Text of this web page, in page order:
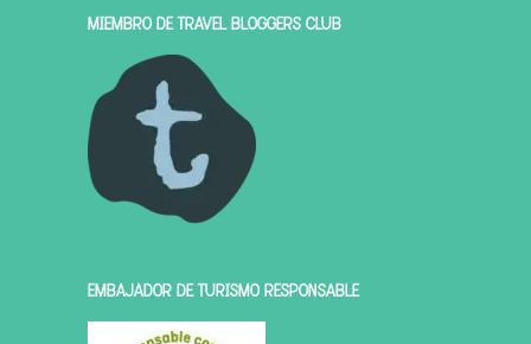
MIEMBRO DE TRAVEL BLOGGERS CLUB
EMBAJADOR DE TURISMO RESPONSABLE